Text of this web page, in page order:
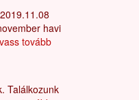
2019.11.08
havi
tovább
Találkozunk